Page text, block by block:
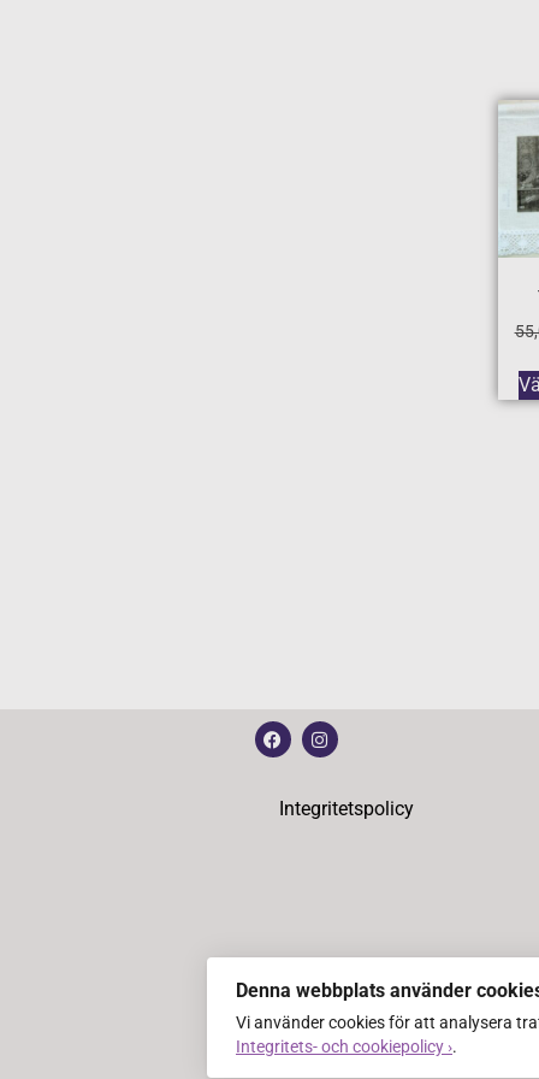
Integritetspolicy
Denna webbplats använder
Vi använder cookies för att analysera
Integritets- och cookiepolicy ›.